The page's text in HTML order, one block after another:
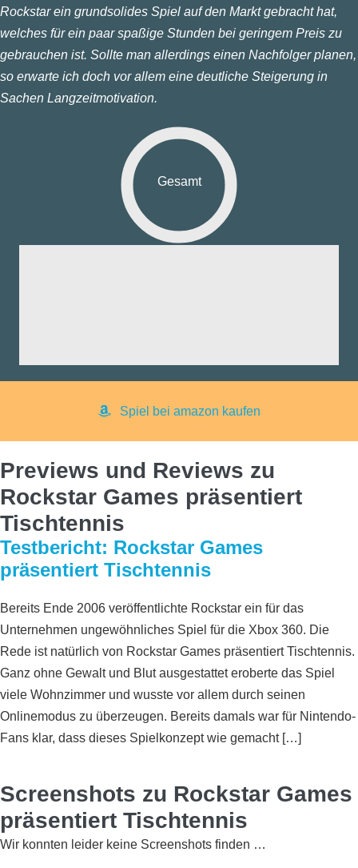
Rockstar ein grundsolides Spiel auf den Markt gebracht hat,
welches für ein paar spaßige Stunden bei geringem Preis zu
gebrauchen ist. Sollte man allerdings einen Nachfolger planen,
so erwarte ich doch vor allem eine deutliche Steigerung in
Sachen Langzeitmotivation.
Gesamt
Spiel bei amazon kaufen
Previews und Reviews zu
Rockstar Games präsentiert
Tischtennis
Testbericht: Rockstar Games
präsentiert Tischtennis
Bereits Ende 2006 veröffentlichte Rockstar ein für das
Unternehmen ungewöhnliches Spiel für die Xbox 360. Die
Rede ist natürlich von Rockstar Games präsentiert Tischtennis.
Ganz ohne Gewalt und Blut ausgestattet eroberte das Spiel
viele Wohnzimmer und wusste vor allem durch seinen
Onlinemodus zu überzeugen. Bereits damals war für Nintendo-
Fans klar, dass dieses Spielkonzept wie gemacht […]
Screenshots zu Rockstar Games
präsentiert Tischtennis
Wir konnten leider keine Screenshots finden …